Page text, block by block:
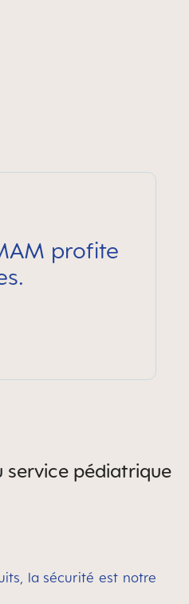
profite
service pédiatrique
la sécurité est notre